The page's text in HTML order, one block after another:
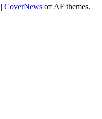
| CoverNews от AF themes.